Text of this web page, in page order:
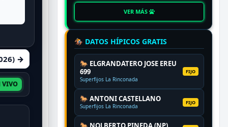
→
VIVO
VER MÁS
🏇 DATOS HÍPICOS GRATIS
🐎 ELGRANDATERO JOSE EREU
699
Superfijos La Rinconada
FIJO
🐎 ANTONI CASTELLANO
Superfijos La Rinconada
FIJO